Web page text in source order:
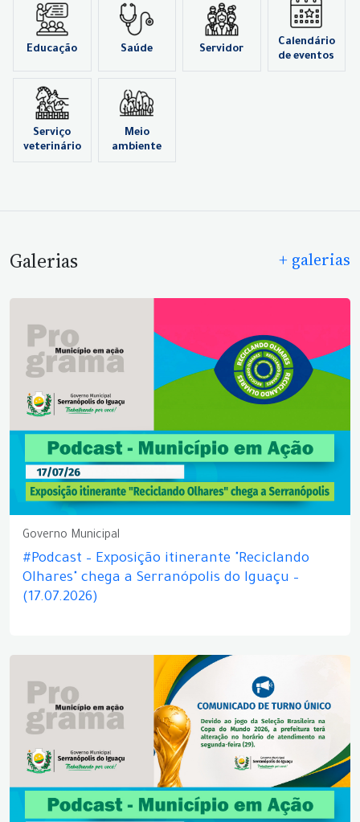
Educação Saúde Servidor
Calendário
de eventos
Serviço
veterinário
Meio
ambiente
Galerias + galerias
Governo Municipal
#Podcast – Exposição itinerante "Reciclando
Olhares" chega a Serranópolis do Iguaçu –
(17.07.2026)